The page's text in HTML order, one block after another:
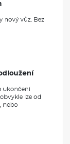
nový vůz. Bez
ukončení
lze od
nebo